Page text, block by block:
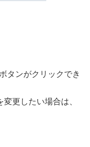
タンがクリックでき
更したい場合は、